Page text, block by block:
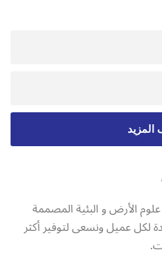
المزيد
الأرض و البئية المصممة
لكل عميل ونسعى لتوفير أكثر